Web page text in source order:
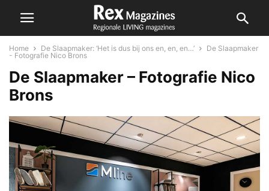
Home De Slaapmaker: ‘Het is dus bij ons en, en, en…’
De Slaapmaker
- Fotografie Nico Brons
De Slaapmaker – Fotografie Nico
Brons